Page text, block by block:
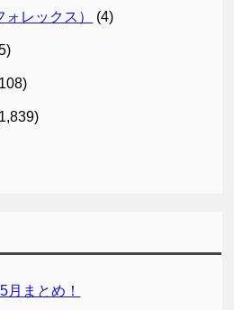
レックス） (4)
月まとめ！